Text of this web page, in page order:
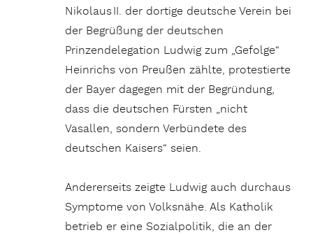
Nikolaus II. der dortige deutsche Verein bei
der Begrüßung der deutschen
Prinzendelegation Ludwig zum „Gefolge“
Heinrichs von Preußen zählte, protestierte
der Bayer dagegen mit der Begründung,
dass die deutschen Fürsten „nicht
Vasallen, sondern Verbündete des
deutschen Kaisers“ seien.
Andererseits zeigte Ludwig auch durchaus
Symptome von Volksnähe. Als Katholik
betrieb er eine Sozialpolitik, die an der